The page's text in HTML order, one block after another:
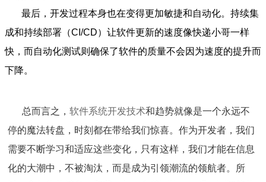
最后，开发过程本身也在变得更加敏捷和自动化。持续集
成和持续部署（CI/CD）让软件更新的速度像快递小哥一样
快，而自动化测试则确保了软件的质量不会因为速度的提升而
下降。
总而言之， 软件系统开发技术和趋势就像是一个永远不
停的魔法转盘，时刻都在带给我们惊喜。作为开发者，我们
需要不断学习和适应这些变化，只有这样，我们才能在信息
化的大潮中，不被淘汰，而是成为引领潮流的领航者。所